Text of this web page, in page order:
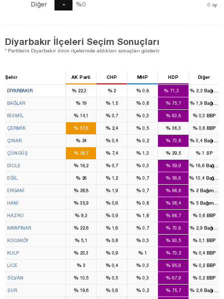
Diğer
-
%0 0 oy
%0
Diyarbakır İlçeleri Seçim Sonuçları
* Partilerin Diyarbakır ilinin ilçelerinde aldıkları sonuçları gösterir.
Şehir AK Parti CHP MHP HDP Diğer
DIYARBAKIR %22,3
2
%2 % 0,8 % 71,3
9
% 2,2
BAĞLAR %19 %1,5 % 0,6 % 75,7 % 1,9
BİSMİL %14,1 %0,7 % 0,3 % 83,8 %0,3BBP
ÇERMİK %57,8 %2,4 % 0,5 % 36,3 %0,6BBP
ÇINAR %24 %0,4 % 0,2 % 73,6 % 0,4
ÇÜNGÜŞ %56,7 %7,4 % 1,3 % 29,5 %1 SP
DİCLE %18,2 %0,7 % 0,3 % 59,9 % 18,6
EĞİL %26 %1,2 % 0,7 % 58,8 % 10,4
ERGANİ %26,8 %1,9 % 0,7 % 66,6 % 2 Bağımsız
HANİ %35,9 %0,8 % 0,6 % 56,4 % 5 Bağımsız
HAZRO % 9,3 %0,9 % 1,6 % 86,7 %0,6BBP
KAYAPINAR %22,6 %1,8 % 0,7 % 70,8 % 2,9
KOCAKÖY % 5,1 %0,6 % 0,3 % 93,5 %0,1BBP
KULP %23,3 %0,9 %1 % 73,2 %0,4BBP
LİCE % 3 %0,4 % 0,3 % 95,8 %0,2BBP
SİLVAN %10,5 %0,5 % 0,3 % 87,9 %0,2BBP
SUR %19,6 %0,8 % 0,2 % 75,7 % 2,6